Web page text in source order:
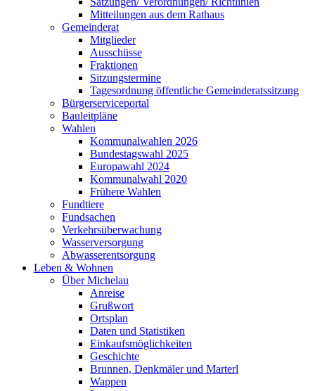
Mitteilungen aus dem Rathaus
Gemeinderat
Mitglieder
Ausschüsse
Fraktionen
Sitzungstermine
Tagesordnung öffentliche Gemeinderatssitzung
Bürgerserviceportal
Bauleitpläne
Wahlen
Kommunalwahlen 2026
Bundestagswahl 2025
Europawahl 2024
Kommunalwahl 2020
Frühere Wahlen
Fundtiere
Fundsachen
Verkehrsüberwachung
Wasserversorgung
Abwasserentsorgung
Leben & Wohnen
Über Michelau
Anreise
Grußwort
Ortsplan
Daten und Statistiken
Einkaufsmöglichkeiten
Geschichte
Brunnen, Denkmäler und Marterl
Wappen